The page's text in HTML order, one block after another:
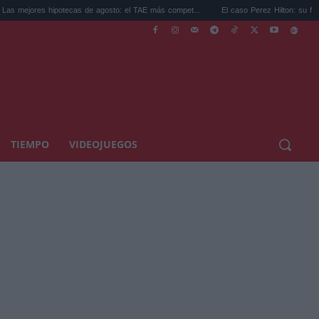
de agosto: el TAE más compet... El caso Perez Hilton: su familia rompe
TIEMPO VIDEOJUEGOS